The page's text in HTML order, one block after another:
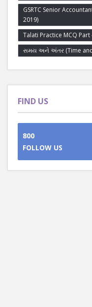
GSRTC Senior
2019)
Talati Practice MCQ Part
સમય અને અંતર (Time and
FIND US
800
FOLLOW US